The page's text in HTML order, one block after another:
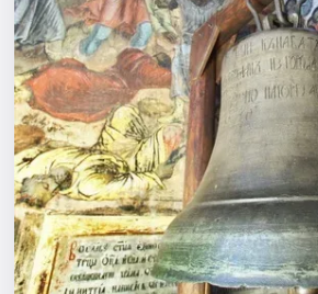
Города
Площадки
Артисты
Рейтинги